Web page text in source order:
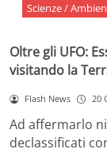
Scienze /
Oltre gli UFO:
visitando la
Flash News 20
Ad affermarlo
declassificati